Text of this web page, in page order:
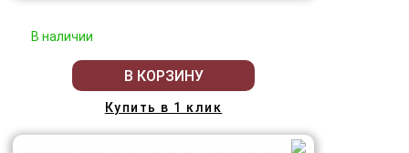
В наличии
В КОРЗИНУ
Купить в 1 клик